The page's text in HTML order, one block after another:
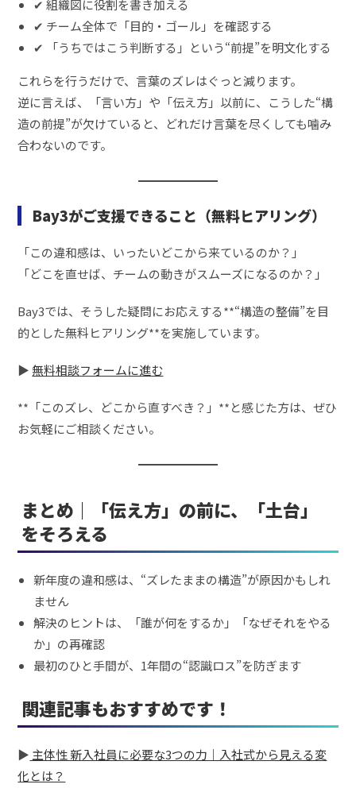
✔ 組織図に役割を書き加える
✔ チーム全体で「目的・ゴール」を確認する
✔ 「うちではこう判断する」という“前提”を明文化する
これらを行うだけで、言葉のズレはぐっと減ります。
逆に言えば、「言い方」や「伝え方」以前に、こうした“構
造の前提”が欠けていると、どれだけ言葉を尽くしても噛み
合わないのです。
Bay3がご支援できること（無料ヒアリング）
「この違和感は、いったいどこから来ているのか？」
「どこを直せば、チームの動きがスムーズになるのか？」
Bay3では、そうした疑問にお応えする**“構造の整備”を目
的とした無料ヒアリング**を実施しています。
▶ 無料相談フォームに進む
**「このズレ、どこから直すべき？」**と感じた方は、ぜひ
お気軽にご相談ください。
まとめ｜「伝え方」の前に、「土台」
をそろえる
新年度の違和感は、“ズレたままの構造”が原因かもしれ
ません
解決のヒントは、「誰が何をするか」「なぜそれをやる
か」の再確認
最初のひと手間が、1年間の“認識ロス”を防ぎます
関連記事もおすすめです！
▶ 主体性 新入社員に必要な3つの力｜入社式から見える変
化とは？